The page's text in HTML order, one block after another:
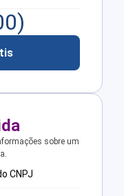
)
sobre um
CNPJ